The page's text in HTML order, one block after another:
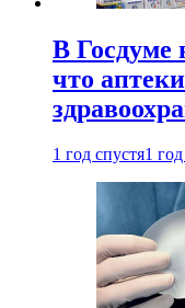
В Госдуме
что
1 год спустя1